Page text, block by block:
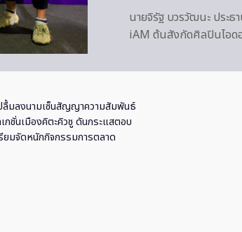
นายจิรัฐ บวรวัฒนะ ประ
iAM ต้นสังกัดศิลปินไอด
มลงนามเซ็นสัญญาความสัมพันธ์
กชั่นเมืองคิตะคิวชู ดันกระแสตอบ
ยมจัดหนักกิจกรรมการตลาด